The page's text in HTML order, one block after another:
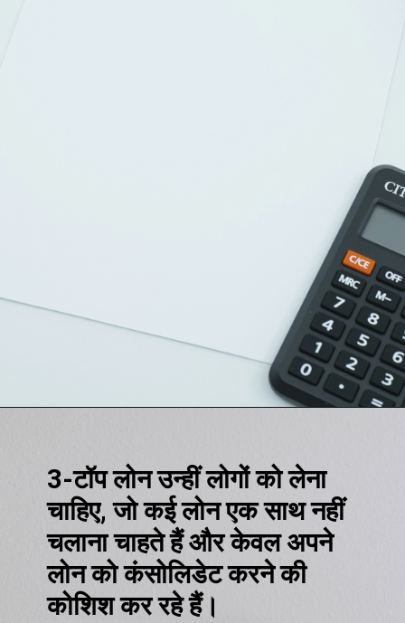
3-टॉप लोन उन्हीं लोगों को लेना
चाहिए, जो कई लोन एक साथ नहीं
चलाना चाहते हैं और केवल अपने
लोन को कंसोलिडेट करने की
कोशिश कर रहे हैं।